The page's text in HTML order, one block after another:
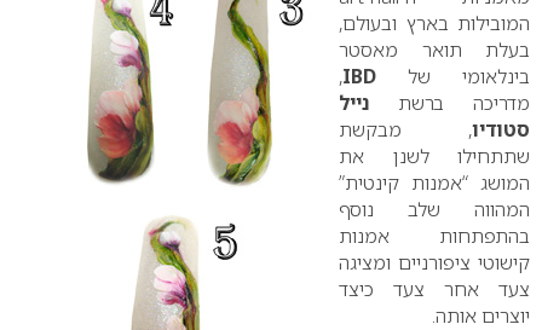
המובילות בארץ ובעולם,
בעלת תואר מאסטר
בינלאומי של IBD
,
מדריכה ברשת נייל
סטודיו, מבקשת
שתתחילו לשנן את
המושג “אמנות קינטית”
המהווה שלב נוסף
בהתפתחות אמנות
קישוטי ציפורניים ומציגה
צעד אחר צעד כיצד
יוצרים אותה.